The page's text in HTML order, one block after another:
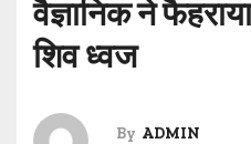
वैज्ञानिक ने
शिव ध्वज
By ADMIN